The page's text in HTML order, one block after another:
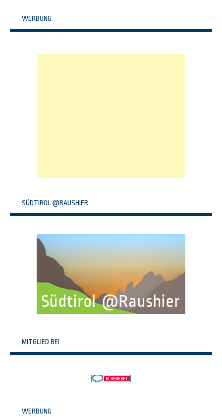
WERBUNG
SÜDTIROL @RAUSHIER
MITGLIED BEI
WERBUNG